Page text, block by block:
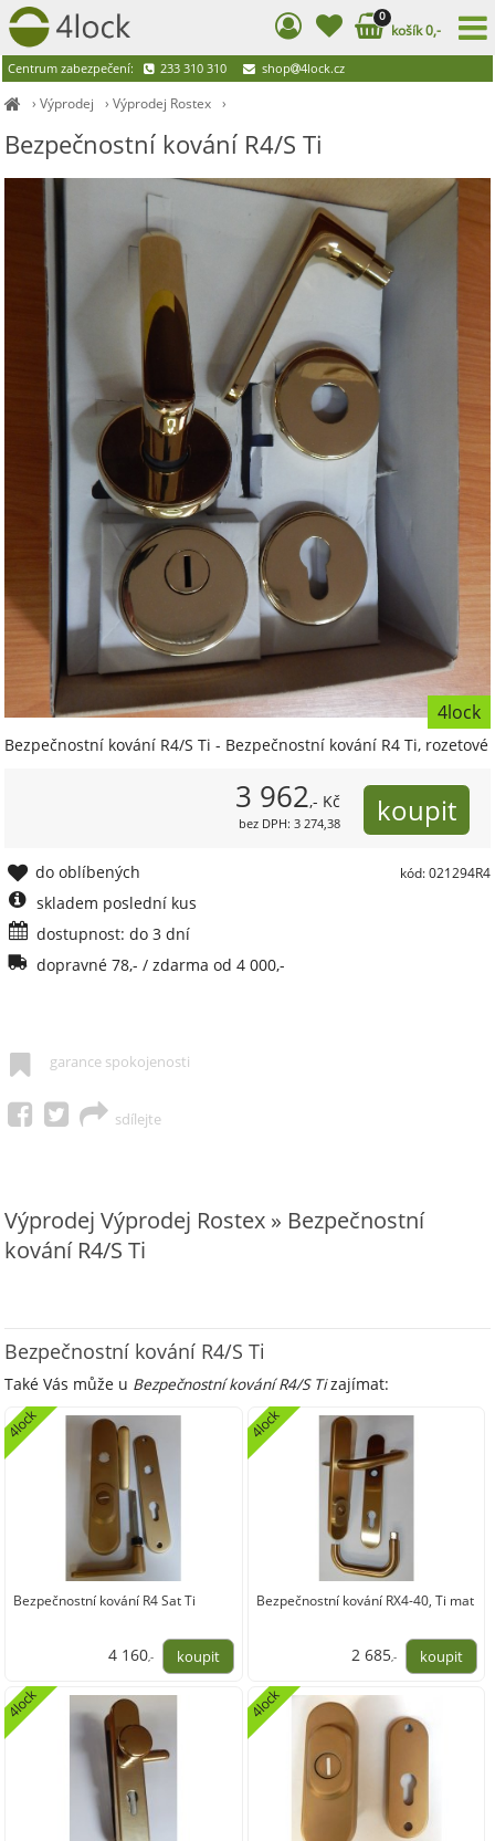
›Výprodej ›Výprodej Rostex ›
Bezpečnostní kování R4/S Ti
Bezpečnostní kování R4/S Ti - Bezpečnostní kování R4 Ti, rozetové
4lock
3 962,- Kč
bez DPH: 3 274,38
kód: 021294R4
do oblíbených
skladem poslední kus
dostupnost: do 3 dní
dopravné 78,- / zdarma od 4 000,-
garance spokojenosti
sdílejte
Výprodej Výprodej Rostex » Bezpečnostní
kování R4/S Ti
Bezpečnostní kování R4/S Ti
Také Vás může u Bezpečnostní kování R4/S Tizajímat:
Bezpečnostní kování R4 Sat Ti
4lock
4 160,-
Bezpečnostní kování RX4-40, Ti mat
4lock
2 685,-
4lock 4lock
0
košík 0,-
Centrum zabezpečení: 233 310 310 shop 4lock.cz